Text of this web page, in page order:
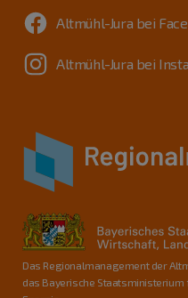
Altmühl-Jura bei
Altmühl-Jura bei
Das Regionalmanagement der
das Bayerische